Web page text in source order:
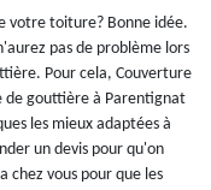
votre toiture? Bonne idée.
pas de problème lors
Pour cela, Couverture
de gouttière à Parentignat
les mieux adaptées à
un devis pour qu'on
chez vous pour que les